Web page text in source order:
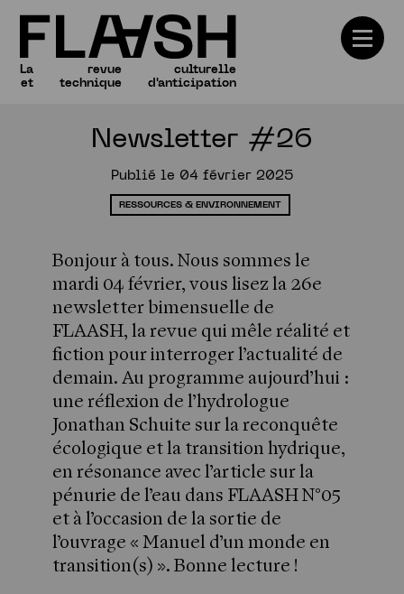
Numéros
La
et
revue
technique
culturelle
d'anticipation
Newsletter #26
Publié le 04 février 2025
RESSOURCES & ENVIRONNEMENT
Bonjour à tous. Nous sommes le
mardi 04 février, vous lisez la 26e
newsletter bimensuelle de
FLAASH, la revue qui mêle réalité et
fiction pour interroger l’actualité de
demain. Au programme aujourd’hui :
une réflexion de l’hydrologue
Jonathan Schuite sur la reconquête
écologique et la transition hydrique,
en résonance avec l’article sur la
pénurie de l’eau dans FLAASH N°05
et à l’occasion de la sortie de
l’ouvrage « Manuel d’un monde en
transition(s) ». Bonne lecture !